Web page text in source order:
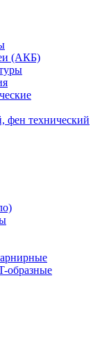
(АКБ)
фен технический
образные